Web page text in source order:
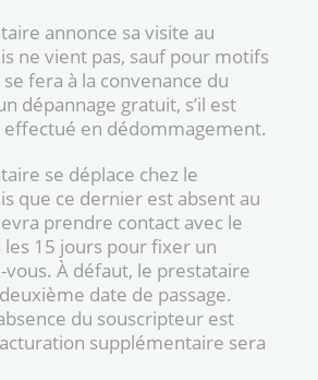
annonce sa visite au
ne vient pas, sauf pour motifs
fera à la convenance du
dépannage gratuit, s’il est
effectué en dédommagement.
se déplace chez le
que ce dernier est absent au
prendre contact avec le
15 jours pour fixer un
À défaut, le prestataire
date de passage.
du souscripteur est
supplémentaire sera